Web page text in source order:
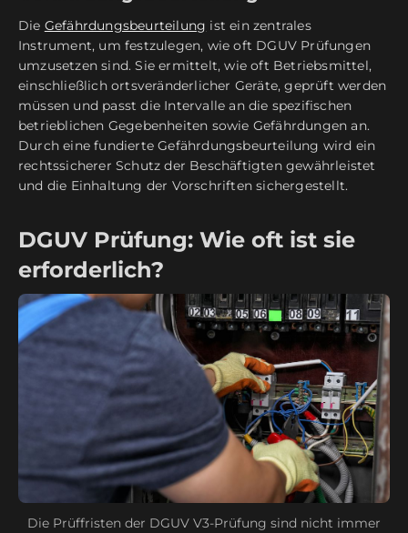
Die Gefährdungsbeurteilung ist ein zentrales
Instrument, um festzulegen, wie oft DGUV Prüfungen
umzusetzen sind. Sie ermittelt, wie oft Betriebsmittel,
einschließlich ortsveränderlicher Geräte, geprüft werden
müssen und passt die Intervalle an die spezifischen
betrieblichen Gegebenheiten sowie Gefährdungen an.
Durch eine fundierte Gefährdungsbeurteilung wird ein
rechtssicherer Schutz der Beschäftigten gewährleistet
und die Einhaltung der Vorschriften sichergestellt.
DGUV Prüfung: Wie oft ist sie
erforderlich?
Die Prüffristen der DGUV V3-Prüfung sind nicht immer